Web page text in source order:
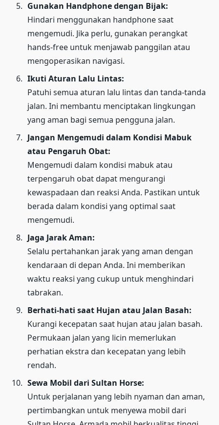
Gunakan Handphone dengan Bijak:
Hindari menggunakan handphone saat
mengemudi. Jika perlu, gunakan perangkat
hands-free untuk menjawab panggilan atau
mengoperasikan navigasi.
Ikuti Aturan Lalu Lintas:
Patuhi semua aturan lalu lintas dan tanda-tanda
jalan. Ini membantu menciptakan lingkungan
yang aman bagi semua pengguna jalan.
Jangan Mengemudi dalam Kondisi Mabuk
atau Pengaruh Obat:
Mengemudi dalam kondisi mabuk atau
terpengaruh obat dapat mengurangi
kewaspadaan dan reaksi Anda. Pastikan untuk
berada dalam kondisi yang optimal saat
mengemudi.
Jaga Jarak Aman:
Selalu pertahankan jarak yang aman dengan
kendaraan di depan Anda. Ini memberikan
waktu reaksi yang cukup untuk menghindari
tabrakan.
Berhati-hati saat Hujan atau Jalan Basah:
Kurangi kecepatan saat hujan atau jalan basah.
Permukaan jalan yang licin memerlukan
perhatian ekstra dan kecepatan yang lebih
rendah.
Sewa Mobil dari Sultan Horse:
Untuk perjalanan yang lebih nyaman dan aman,
pertimbangkan untuk menyewa mobil dari